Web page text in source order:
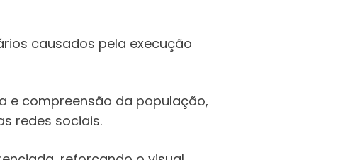
causados pela execução
e compreensão da população,
redes sociais.